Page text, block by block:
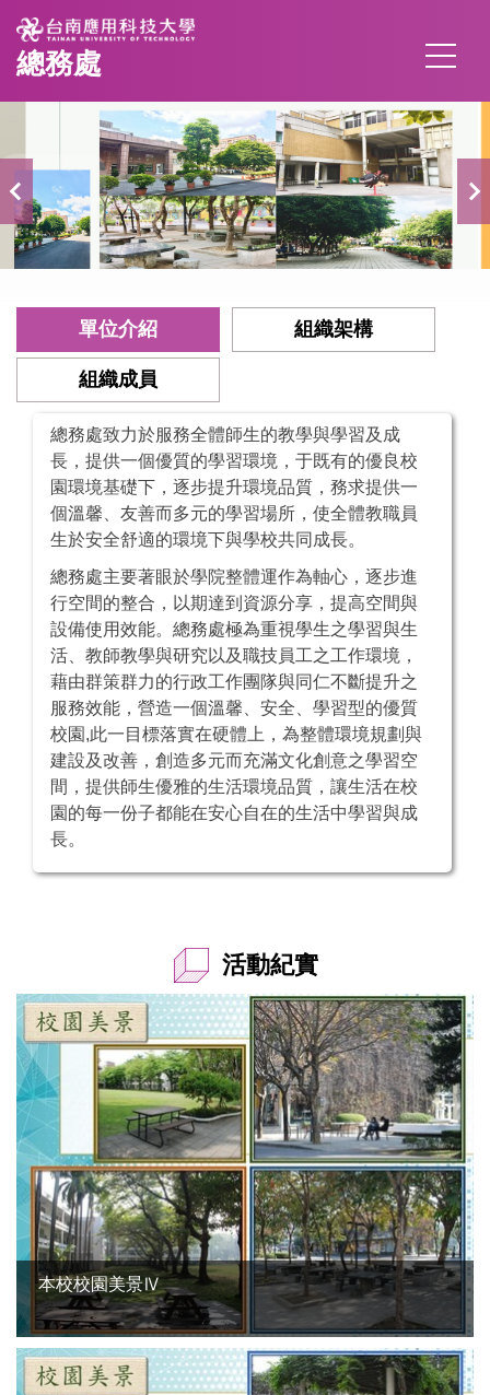
跳
到
主
區
總務處
單位介紹 組織架構
組織成員
總務處致力於服務全體師生的教學與學習及成
長，提供一個優質的學習環境，于既有的優良校
園環境基礎下，逐步提升環境品質，務求提供一
個溫馨、友善而多元的學習場所，使全體教職員
生於安全舒適的環境下與學校共同成長。
總務處主要著眼於學院整體運作為軸心，逐步進
行空間的整合，以期達到資源分享，提高空間與
設備使用效能。總務處極為重視學生之學習與生
活、教師教學與研究以及職技員工之工作環境，
藉由群策群力的行政工作團隊與同仁不斷提升之
服務效能，營造一個溫馨、安全、學習型的優質
校園,此一目標落實在硬體上，為整體環境規劃與
建設及改善，創造多元而充滿文化創意之學習空
間，提供師生優雅的生活環境品質，讓生活在校
園的每一份子都能在安心自在的生活中學習與成
長。
活動紀實
本校校園美景Ⅳ